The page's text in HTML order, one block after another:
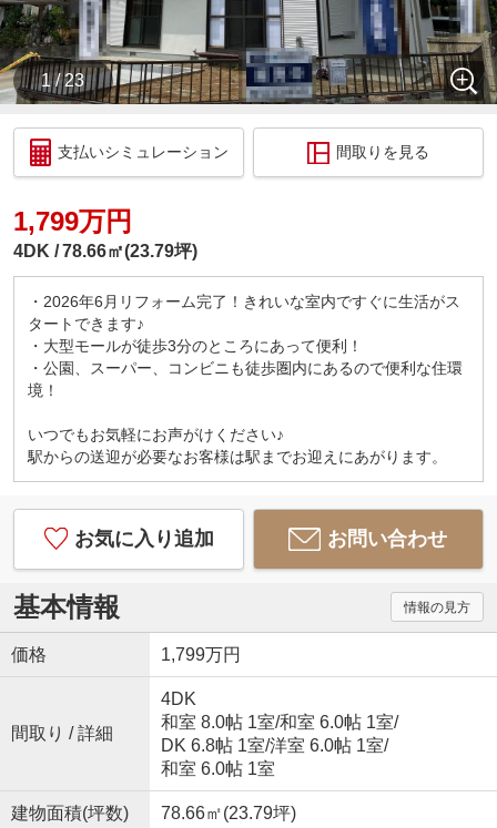
1 / 23
支払いシミュレーション 間取りを見る
1,799万円
4DK 78.66㎡(23.79坪)
・2026年6月リフォーム完了！きれいな室内ですぐに生活がス
タートできます♪
・大型モールが徒歩3分のところにあって便利！
・公園、スーパー、コンビニも徒歩圏内にあるので便利な住環
境！
いつでもお気軽にお声がけください♪
駅からの送迎が必要なお客様は駅までお迎えにあがります。
お気に入り追加 お問い合わせ
基本情報 情報の見方
価格 1,799万円
間取り / 詳細
4DK
和室 8.0帖 1室/和室 6.0帖 1室/
DK 6.8帖 1室/洋室 6.0帖 1室/
和室 6.0帖 1室
建物面積(坪数) 78.66㎡(23.79坪)